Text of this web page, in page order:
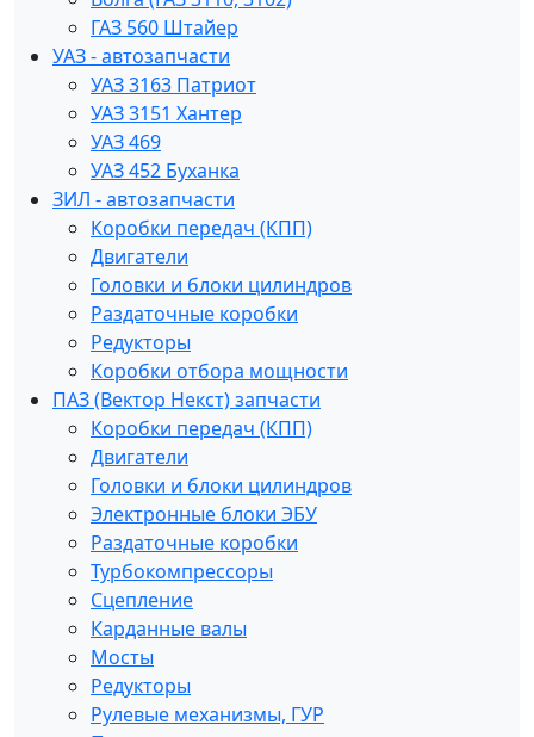
ГАЗ 560 Штайер
УАЗ - автозапчасти
УАЗ 3163 Патриот
УАЗ 3151 Хантер
УАЗ 469
УАЗ 452 Буханка
ЗИЛ - автозапчасти
Коробки передач (КПП)
Двигатели
Головки и блоки цилиндров
Раздаточные коробки
Редукторы
Коробки отбора мощности
ПАЗ (Вектор Некст) запчасти
Коробки передач (КПП)
Двигатели
Головки и блоки цилиндров
Электронные блоки ЭБУ
Раздаточные коробки
Турбокомпрессоры
Сцепление
Карданные валы
Мосты
Редукторы
Рулевые механизмы, ГУР